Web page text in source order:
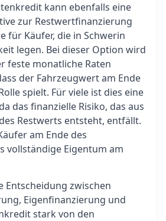
kann ebenfalls eine
zur Restwertfinanzierung
für Käufer, die in Schwerin
legen. Bei dieser Option wird
feste monatliche Raten
der Fahrzeugwert am Ende
spielt. Für viele ist dies eine
das finanzielle Risiko, das aus
Restwerts entsteht, entfällt.
am Ende des
vollständige Eigentum am
Entscheidung zwischen
Eigenfinanzierung und
stark von den